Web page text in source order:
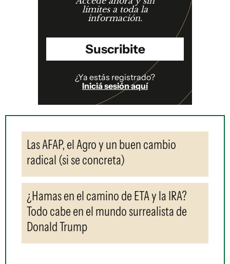
límites a toda la
información.
Suscribite
¿Ya estás registrado?
Iniciá sesión aquí
Las AFAP, el Agro y un buen cambio
radical (si se concreta)
¿Hamas en el camino de ETA y la IRA?
Todo cabe en el mundo surrealista de
Donald Trump